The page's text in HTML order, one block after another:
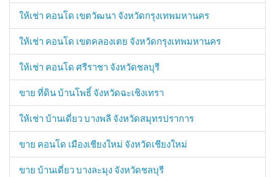
ให้เช่า คอนโด เขตวัฒนา จังหวัดกรุงเทพมหานคร
ให้เช่า คอนโด เขตคลองเตย จังหวัดกรุงเทพมหานคร
ให้เช่า คอนโด ศรีราชา จังหวัดชลบุรี
ขาย ที่ดิน บ้านโพธิ์ จังหวัดฉะเชิงเทรา
ให้เช่า บ้านเดี่ยว บางพลี จังหวัดสมุทรปราการ
ขาย คอนโด เมืองเชียงใหม่ จังหวัดเชียงใหม่
ขาย บ้านเดี่ยว บางละมุง จังหวัดชลบุรี